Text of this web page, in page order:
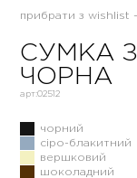
прибрати з wishlist -
СУМКА З
ЧОРНА
арт:02512
чорний
сіро-блакитний
вершковий
шоколадний